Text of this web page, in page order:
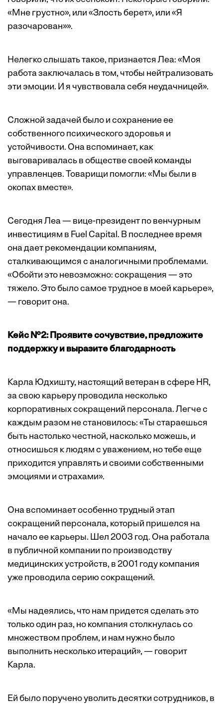
«Мне грустно», или «Злость берет», или «Я
разочарован»».
Нелегко слышать такое, признается Леа: «Моя
работа заключалась в том, чтобы нейтрализовать
эти эмоции. И я чувствовала себя неудачницей».
Сложной задачей было и сохранение ее
собственного психического здоровья и
устойчивости. Она вспоминает, как
выговаривалась в обществе своей команды
управленцев. Товарищи помогли: «Мы были в
окопах вместе».
Сегодня Леа — вице-президент по венчурным
инвестициям в Fuel Capital. В последнее время
она дает рекомендации компаниям,
сталкивающимся с аналогичными проблемами.
«Обойти это невозможно: сокращения — это
тяжело. Это было самое трудное в моей карьере»,
— говорит она.
Кейс №2: Проявите сочувствие, предложите
поддержку и выразите благодарность
Карла Юдхишту, настоящий ветеран в сфере HR,
за свою карьеру проводила несколько
корпоративных сокращений персонала. Легче с
каждым разом не становилось: «Ты стараешься
быть настолько честной, насколько можешь, и
относишься к людям с уважением, но тебе еще
приходится управлять и своими собственными
эмоциями и страхами».
Она вспоминает особенно трудный этап
сокращений персонала, который пришелся на
начало ее карьеры. Шел 2003 год. Она работала
в публичной компании по производству
медицинских устройств, в 2001 году компания
уже проводила серию сокращений.
«Мы надеялись, что нам придется сделать это
только один раз, но компания столкнулась со
множеством проблем, и нам нужно было
выполнить несколько итераций», — говорит
Карла.
Ей было поручено уволить десятки сотрудников, в